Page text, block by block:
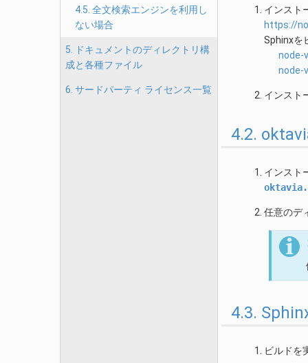
4.5. 全文検索エンジンを利用し
ない場合
5. ドキュメントのディレクトリ構
成と各種ファイル
6. サードパーティ ライセンス一覧
インスト
https://
Sphinxを
node-
node-
インスト
4.2.
インスト
任意のデ
4.3.
ビルドを